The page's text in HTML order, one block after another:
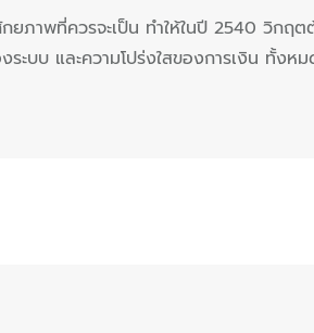
ภาพที่ควรจะเป็น ทำให้ในปี 2540 วิกฤ
ะบบ และความโปร่งใสของการเงิน ทั้